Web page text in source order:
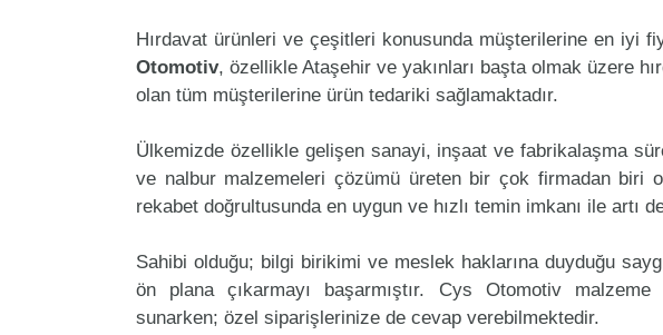
Hırdavat ürünleri ve çeşitleri konusunda müşterilerine en iyi
Otomotiv, özellikle Ataşehir ve yakınları başta olmak üzere
olan tüm müşterilerine ürün tedariki sağlamaktadır.
Ülkemizde özellikle gelişen sanayi, inşaat ve fabrikalaşma
ve nalbur malzemeleri çözümü üreten bir çok firmadan biri
rekabet doğrultusunda en uygun ve hızlı temin imkanı ile artı
Sahibi olduğu; bilgi birikimi ve meslek haklarına duyduğu
ön plana çıkarmayı başarmıştır. Cys Otomotiv
sunarken; özel siparişlerinize de cevap verebilmektedir.